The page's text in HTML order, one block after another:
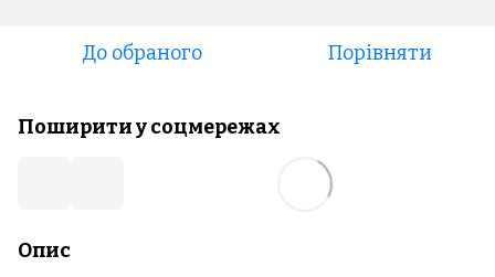
До обраного Порівняти
Поширити у соцмережах
Опис